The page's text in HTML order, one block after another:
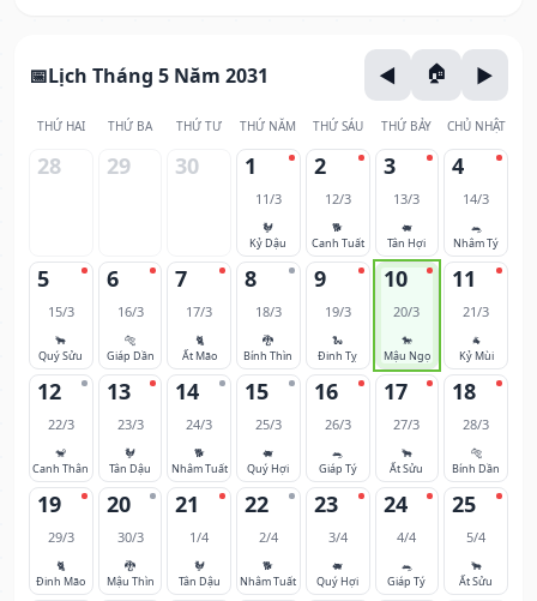
Lịch Tháng 5 Năm 2031
THỨ HAI THỨ BA THỨ TƯ THỨ NĂM THỨ SÁU THỨ BẢY CHỦ NHẬT
28 29 30 1
11/3
🐓
Kỷ Dậu
2
12/3
🐕
Canh Tuất
3
13/3
🐖
Tân Hợi
4
14/3
🐀
Nhâm Tý
5
15/3
🐂
Quý Sửu
6
16/3
🐅
Giáp Dần
7
17/3
🐈
Ất Mão
8
18/3
🐉
Bính Thìn
9
19/3
🐍
Đinh Tỵ
10
20/3
🐎
Mậu Ngọ
11
21/3
🐐
Kỷ Mùi
12
22/3
🐒
Canh Thân
13
23/3
🐓
Tân Dậu
14
24/3
🐕
Nhâm Tuất
15
25/3
🐖
Quý Hợi
16
26/3
🐀
Giáp Tý
17
27/3
🐂
Ất Sửu
18
28/3
🐅
Bính Dần
19
29/3
🐈
Đinh Mão
20
30/3
🐉
Mậu Thìn
21
1/4
🐓
Tân Dậu
22
2/4
🐕
Nhâm Tuất
23
3/4
🐖
Quý Hợi
24
4/4
🐀
Giáp Tý
25
5/4
🐂
Ất Sửu